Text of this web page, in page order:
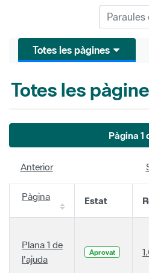
Totes les pàgines
Totes les
Pàgina 1
Anterior
Pàgina Estat
Plana 1 de
l'ajuda
Aprovat